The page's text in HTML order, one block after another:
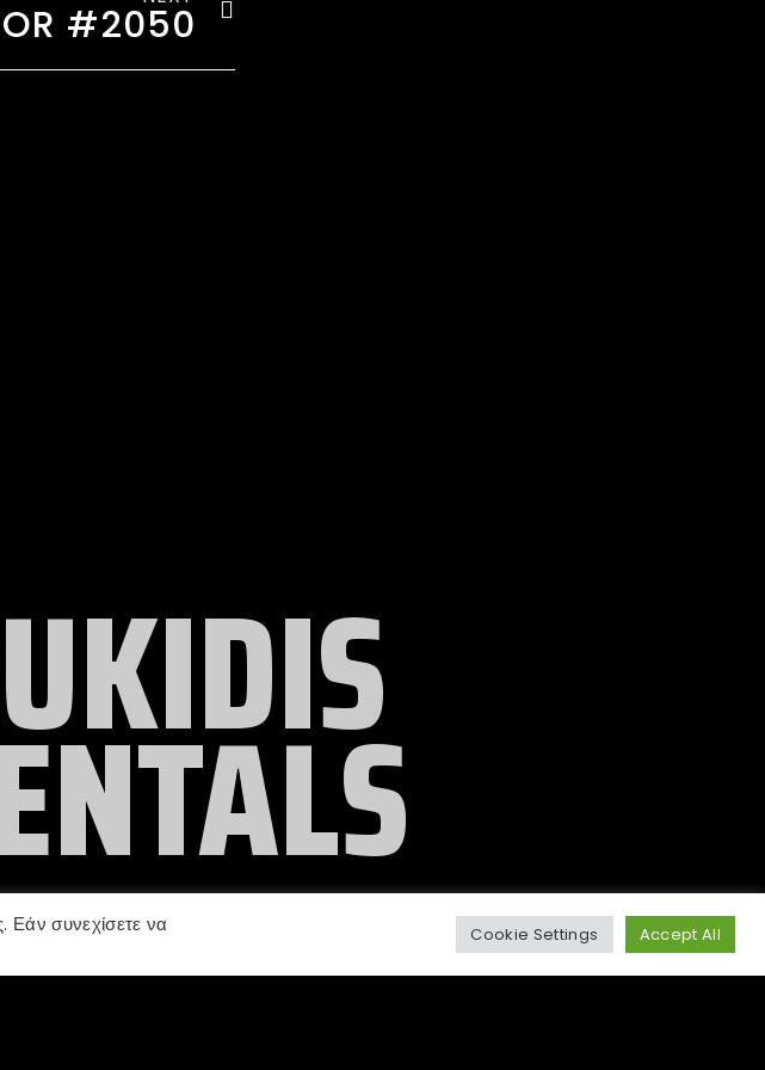
#2050
Άμεση Επικοινωνία
Εάν συνεχίσετε να
Cookie Settings Accept All